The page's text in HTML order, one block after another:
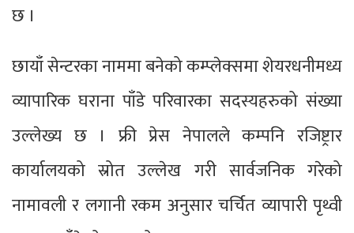
छ ।
छायाँ सेन्टरका नाममा बनेको कम्प्लेक्समा शेयरधनीमध्य
व्यापारिक घराना पाँडे परिवारका सदस्यहरुको संख्या
उल्लेख्य छ । फ्री प्रेस नेपालले कम्पनि रजिष्ट्रार
कार्यालयको स्रोत उल्लेख गरी सार्वजनिक गरेको
नामावली र लगानी रकम अनुसार चर्चित व्यापारी पृथ्वी